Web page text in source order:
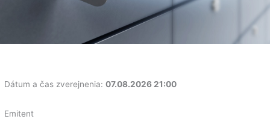
Dátum a čas zverejnenia:07.08.2026 21:00
Emitent